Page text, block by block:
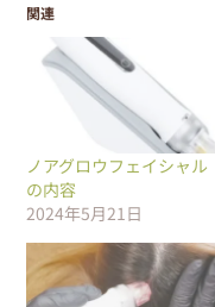
関連
ノアグロウフェイシャル
の内容
2024年5月21日